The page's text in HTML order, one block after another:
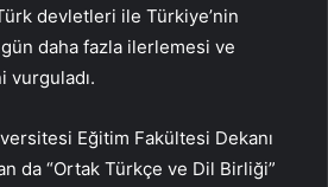
devletleri ile Türkiye’nin
daha fazla ilerlemesi ve
vurguladı.
Eğitim Fakültesi Dekanı
da “Ortak Türkçe ve Dil Birliği”